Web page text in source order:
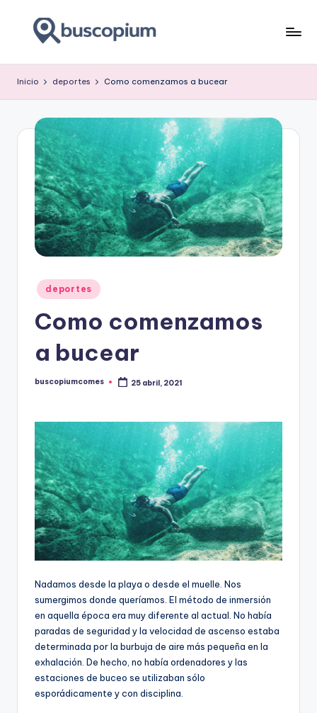
contenido
encontar
Inicio deportes Como comenzamos a bucear
Publicado
en
deportes
Como comenzamos
a bucear
Publicado
buscopiumcomes 25 abril, 2021
Nadamos desde la playa o desde el muelle. Nos
sumergimos donde queríamos. El método de inmersión
en aquella época era muy diferente al actual. No había
paradas de seguridad y la velocidad de ascenso estaba
determinada por la burbuja de aire más pequeña en la
exhalación. De hecho, no había ordenadores y las
estaciones de buceo se utilizaban sólo
esporádicamente y con disciplina.